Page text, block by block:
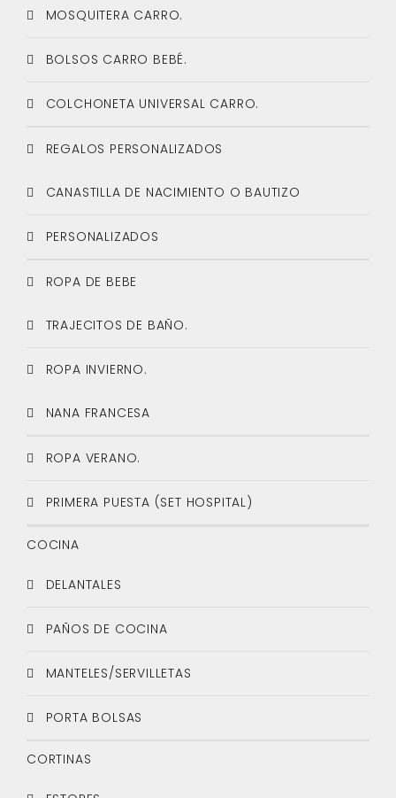
MOSQUITERA CARRO.
BOLSOS CARRO BEBÉ.
COLCHONETA UNIVERSAL CARRO.
REGALOS PERSONALIZADOS
CANASTILLA DE NACIMIENTO O BAUTIZO
PERSONALIZADOS
ROPA DE BEBE
TRAJECITOS DE BAÑO.
ROPA INVIERNO.
NANA FRANCESA
ROPA VERANO.
PRIMERA PUESTA (SET HOSPITAL)
COCINA
DELANTALES
PAÑOS DE COCINA
MANTELES/SERVILLETAS
PORTA BOLSAS
CORTINAS